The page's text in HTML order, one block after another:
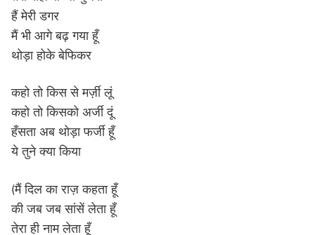
हैं मेरी डगर
मैं भी आगे बढ़ गया हूँ
थोड़ा होके बेफिकर
कहो तो किस से मर्ज़ी लूं
कहो तो किसको अर्जी दूं
हँसता अब थोड़ा फर्जी हूँ
ये तुने क्या किया
(मैं दिल का राज़ कहता हूँ
की जब जब सांसें लेता हूँ
तेरा ही नाम लेता हूँ